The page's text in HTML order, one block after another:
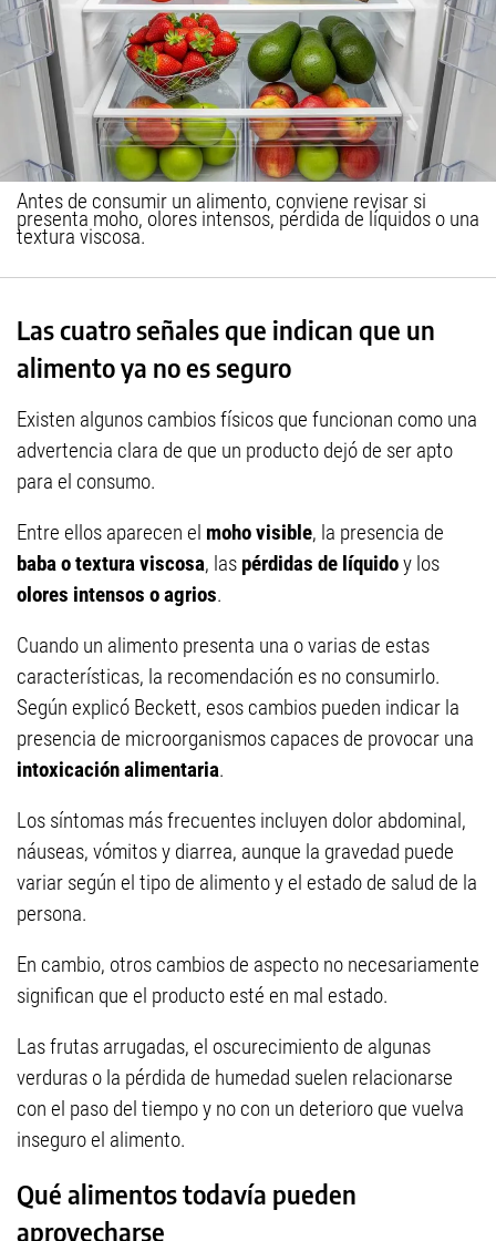
Antes de consumir un alimento, conviene revisar si
presenta moho, olores intensos, pérdida de líquidos o una
textura viscosa.
Las cuatro señales que indican que un
alimento ya no es seguro
Existen algunos cambios físicos que funcionan como una
advertencia clara de que un producto dejó de ser apto
para el consumo.
Entre ellos aparecen el moho visible, la presencia de
baba o textura viscosa, las pérdidas de líquidoy los
olores intensos o agrios.
Cuando un alimento presenta una o varias de estas
características, la recomendación es no consumirlo.
Según explicó Beckett, esos cambios pueden indicar la
presencia de microorganismos capaces de provocar una
intoxicación alimentaria.
Los síntomas más frecuentes incluyen dolor abdominal,
náuseas, vómitos y diarrea, aunque la gravedad puede
variar según el tipo de alimento y el estado de salud de la
persona.
En cambio, otros cambios de aspecto no necesariamente
significan que el producto esté en mal estado.
Las frutas arrugadas, el oscurecimiento de algunas
verduras o la pérdida de humedad suelen relacionarse
con el paso del tiempo y no con un deterioro que vuelva
inseguro el alimento.
Qué alimentos todavía pueden
aprovecharse